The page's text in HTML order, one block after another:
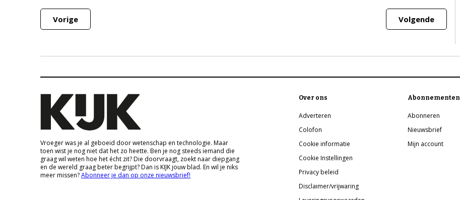
Vorige Volgende
Vroeger was je al geboeid door wetenschap en technologie. Maar
toen wist je nog niet dat het zo heette. Ben je nog steeds iemand die
graag wil weten hoe het écht zit? Die doorvraagt, zoekt naar diepgang
en de wereld graag beter begrijpt? Dan is KIJK jouw blad. En wil je niks
meer missen?Abonneer je dan op onze nieuwsbrief!
Over ons
Adverteren
Colofon
Cookie informatie
Cookie Instellingen
Privacy beleid
Disclaimer/vrijwaring
Abonnementen
Abonneren
Nieuwsbrief
Mijn account